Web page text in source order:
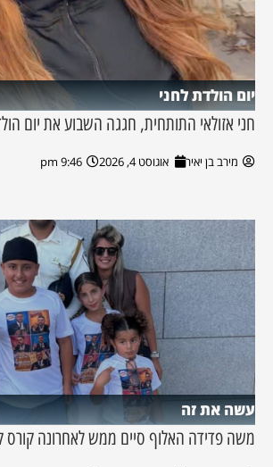
יום הולדת לחני
חני אזולאי התותחית, חגגה השבוע את יום
מירב בן יאיר אוגוסט 4, 2026 9:46 pm
עשה את זה
משה פדידה האלוף סיים ממש לאחרונה קורס